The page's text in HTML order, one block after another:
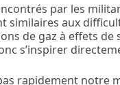
par les
similaires aux
de gaz à effets
s’inspirer
rapidement notre